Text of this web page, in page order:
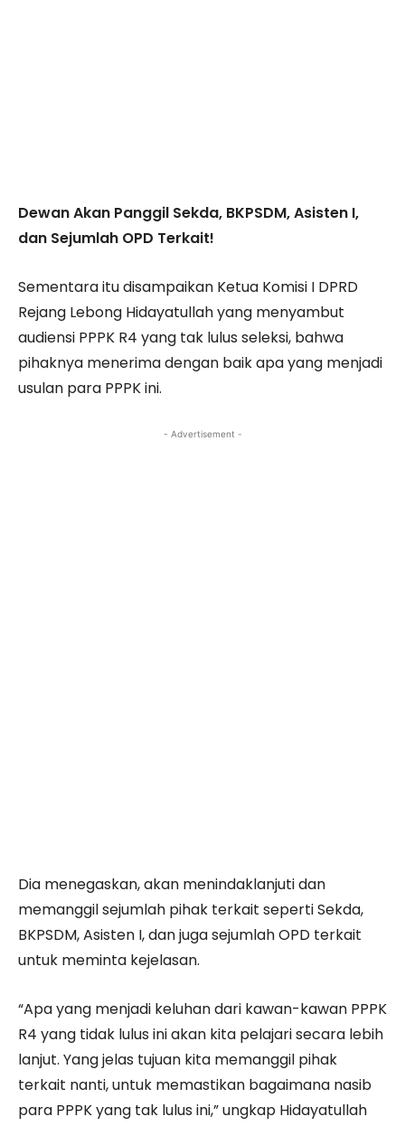
Dewan Akan Panggil Sekda, BKPSDM, Asisten I,
dan Sejumlah OPD Terkait!
Sementara itu disampaikan Ketua Komisi I DPRD
Rejang Lebong Hidayatullah yang menyambut
audiensi PPPK R4 yang tak lulus seleksi, bahwa
pihaknya menerima dengan baik apa yang menjadi
usulan para PPPK ini.
- Advertisement -
Dia menegaskan, akan menindaklanjuti dan
memanggil sejumlah pihak terkait seperti Sekda,
BKPSDM, Asisten I, dan juga sejumlah OPD terkait
untuk meminta kejelasan.
“Apa yang menjadi keluhan dari kawan-kawan PPPK
R4 yang tidak lulus ini akan kita pelajari secara lebih
lanjut. Yang jelas tujuan kita memanggil pihak
terkait nanti, untuk memastikan bagaimana nasib
para PPPK yang tak lulus ini,” ungkap Hidayatullah